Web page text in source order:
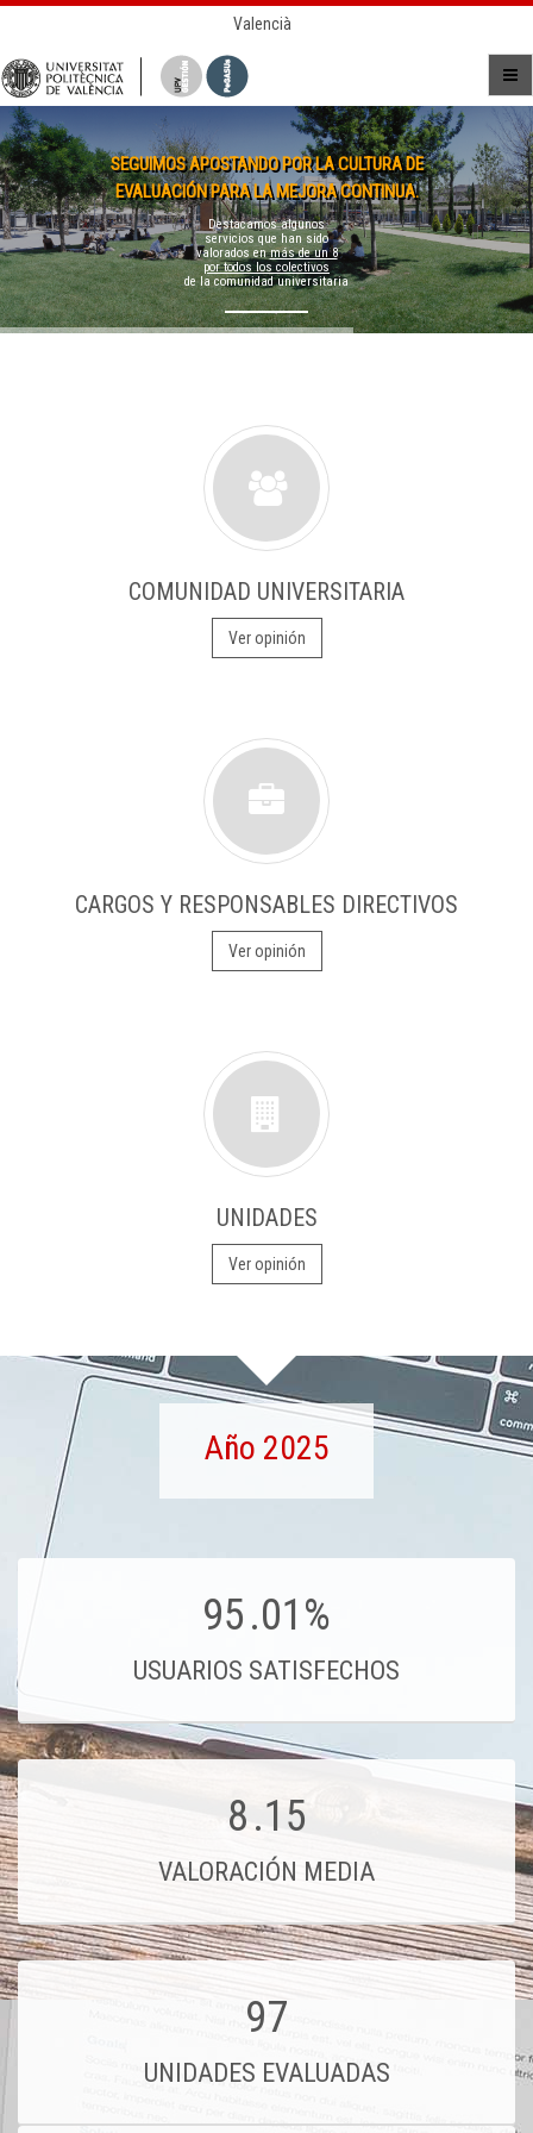
Valencià
SEGUIMOS APOSTANDO POR LA CULTURA DE
EVALUACIÓN PARA LA MEJORA CONTINUA.
Destacamos algunos
servicios que han sido
valorados enmás de un 8
por todos los colectivos
de la comunidad universitaria
COMUNIDAD UNIVERSITARIA
Ver opinión
CARGOS Y RESPONSABLES DIRECTIVOS
Ver opinión
UNIDADES
Ver opinión
Año 2025
95.01%
USUARIOS SATISFECHOS
8.15
VALORACIÓN MEDIA
97
UNIDADES EVALUADAS